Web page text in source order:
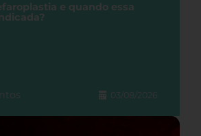
e quando essa
03/08/2026